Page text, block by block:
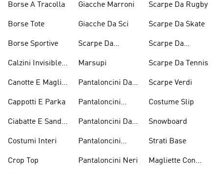
Borse A Tracolla
Borse Tote
Borse Sportive
Calzini Invisible
Canotte E Maglie
Cappotti E Parka
Ciabatte E Sandali
Costumi Interi
Crop Top
Giacche Marroni
Giacche Da Sci
Scarpe Da
Marsupi
Pantaloncini Da
Pantaloncini
Pantaloncini Da
Pantaloncini
Ginocchio
Pantaloncini Neri
Scarpe Da Rugby
Scarpe Da Skate
Scarpe Da
Scarpe Da Tennis
Scarpe Verdi
Costume Slip
Snowboard
Strati Base
Magliette Con